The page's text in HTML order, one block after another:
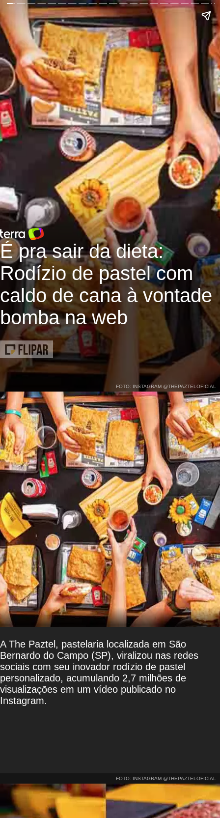
É pra sair da dieta:
Rodízio de pastel com
caldo de cana à vontade
bomba na web
FOTO: INSTAGRAM @THEPAZTELOFICIAL
A The Paztel, pastelaria localizada em São
Bernardo do Campo (SP), viralizou nas redes
sociais com seu inovador rodízio de pastel
personalizado, acumulando 2,7 milhões de
visualizações em um vídeo publicado no
Instagram.
FOTO: INSTAGRAM @THEPAZTELOFICIAL